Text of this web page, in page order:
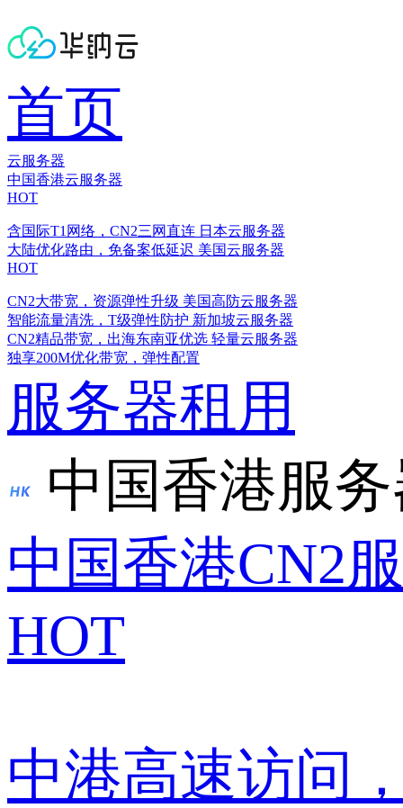
首页
云服务器
中国香港云服务器
HOT
含国际T1网络，CN2三网直连 日本云服务器
大陆优化路由，免备案低延迟 美国云服务器
HOT
CN2大带宽，资源弹性升级 美国高防云服务器
智能流量清洗，T级弹性防护 新加坡云服务器
CN2精品带宽，出海东南亚优选 轻量云服务器
独享200M优化带宽，弹性配置
服务器租用
中国香港服
中国香港CN2
HOT
中港高速访问